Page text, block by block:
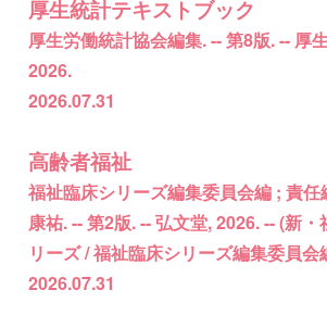
厚生統計テキストブック
厚生労働統計協会編集. -- 第8版. -- 厚
2026.
2026.07.31
高齢者福祉
福祉臨床シリーズ編集委員会編 ; 責任
康祐. -- 第2版. -- 弘文堂, 2026. -- (新
リーズ / 福祉臨床シリーズ編集委員会
2026.07.31